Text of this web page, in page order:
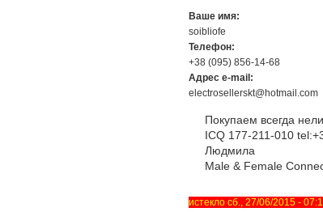
Ваше имя:
soibliofe
Телефон:
+38 (095) 856-14-68
Адрес e-mail:
electrosellerskt@hotmail.com
Покупаем всегда
ICQ 177-211-010
Людмила
Male & Female
истекло сб., 27/06/2015 -